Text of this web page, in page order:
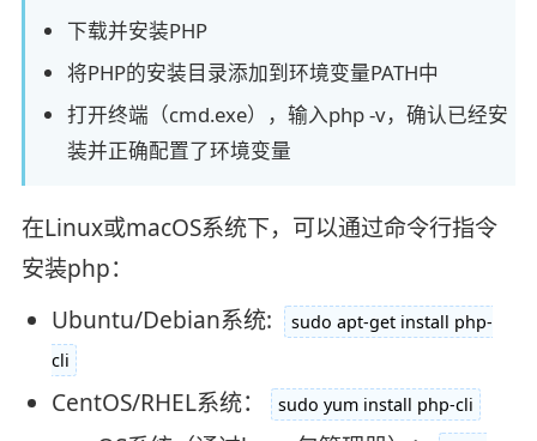
下载并安装PHP
将PHP的安装目录添加到环境变量PATH中
打开终端（cmd.exe），输入php -v，确认已经安
装并正确配置了环境变量
在Linux或macOS系统下，可以通过命令行指令
安装php：
Ubuntu/Debian系统:
sudo apt-get install php-
cli
CentOS/RHEL系统： sudo yum install php-cli